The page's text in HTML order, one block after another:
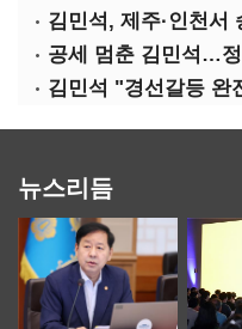
공세 멈춘 김민석…
뉴스리듬